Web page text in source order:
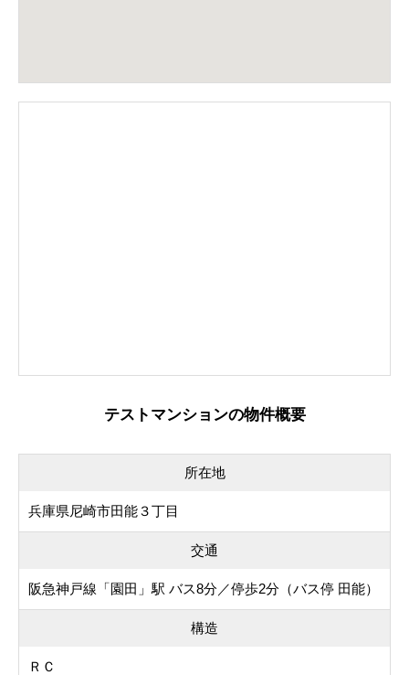
テストマンションの物件概要
所在地
兵庫県尼崎市田能３丁目
交通
阪急神戸線「園田」駅 バス8分／停歩2分（バス停 田能）
構造
ＲＣ